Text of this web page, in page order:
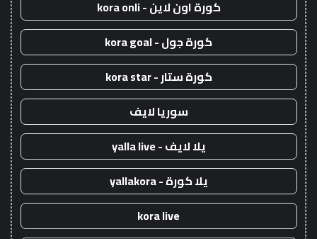
كورة اون لاين - kora onli
كورة جول - kora goal
كورة ستار - kora star
سوريا لايف
يلا لايف - yalla live
يلا كورة - yallakora
kora live